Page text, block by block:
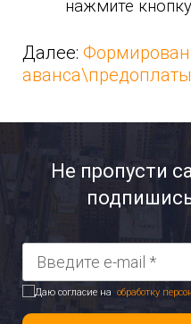
нажмите
Далее:
аванса\предоплаты
Не пропусти
Даю согласие на обработку